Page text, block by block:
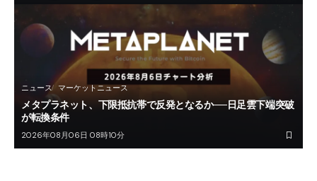
ニュース マーケットニュース
メタプラネット、下限抵抗帯で反発となるか──日足雲下端突破
が転換条件
2026年08月06日 08時10分